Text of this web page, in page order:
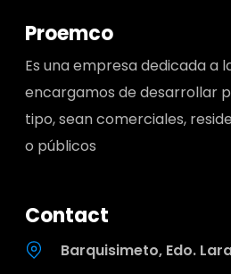
Proemco
Es una empresa dedicada a
encargamos de desarrollar
tipo, sean comerciales,
o públicos
Contact
Barquisimeto, Edo.